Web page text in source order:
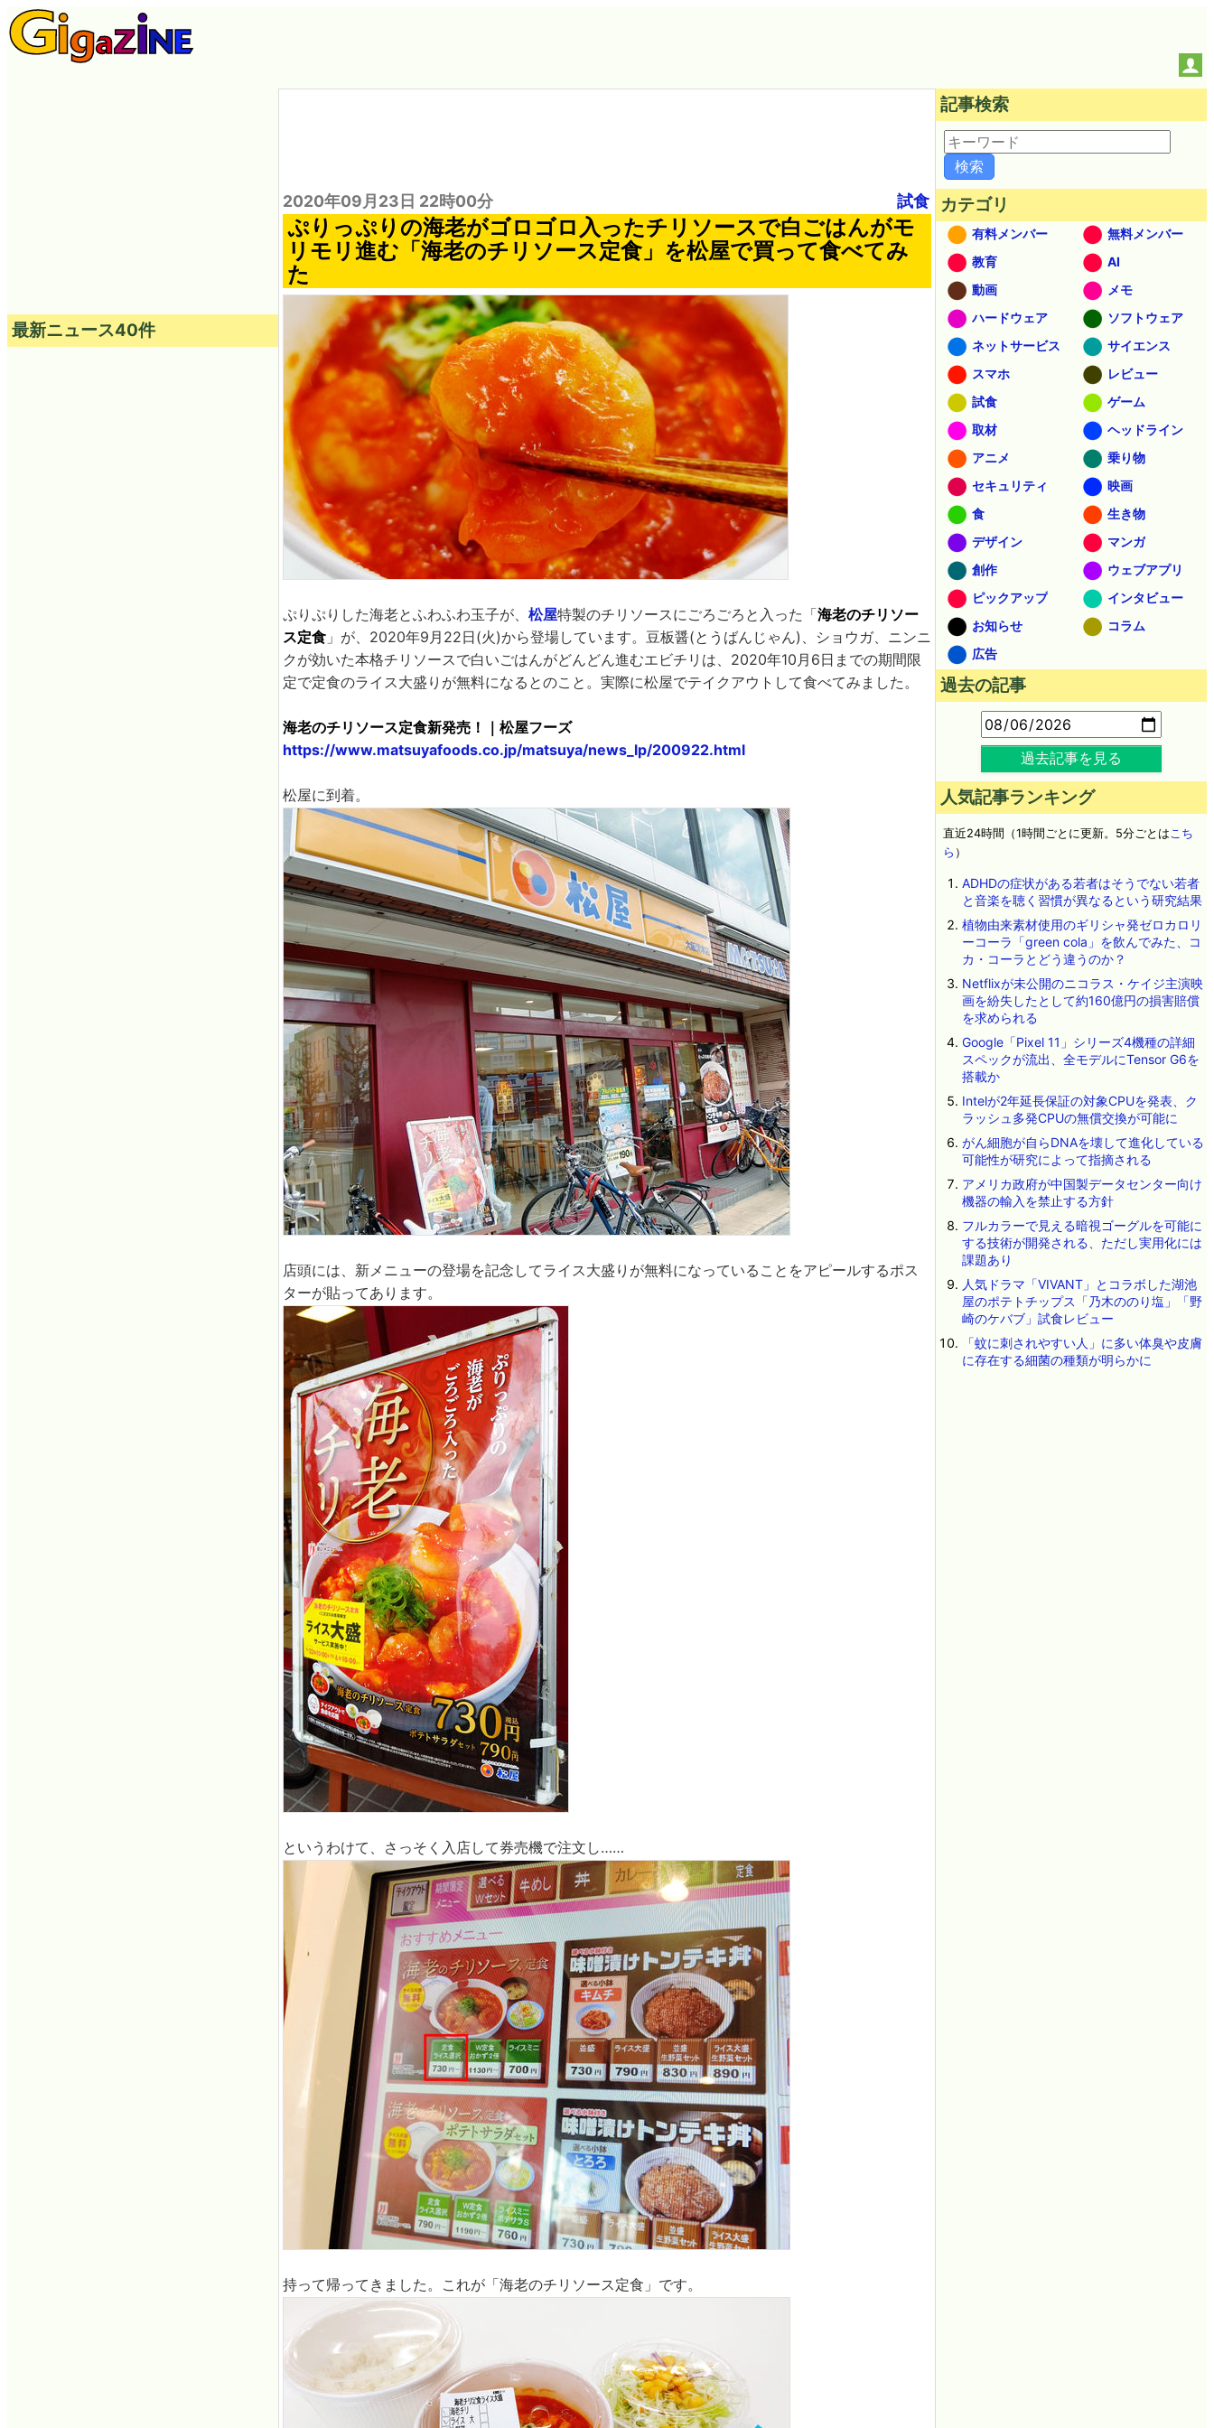
2020年09月23日 22時00分 試食
ぷりっぷりの海老がゴロゴロ入ったチリソースで白ごはんがモ
リモリ進む「海老のチリソース定食」を松屋で買って食べてみ
た
ぷりぷりした海老とふわふわ玉子が、 松屋特製のチリソースにごろごろと入った「海老のチリソー
ス定食 」が、2020年9月22日(火)から登場しています。豆板醤(とうばんじゃん)、ショウガ、ニンニ
クが効いた本格チリソースで白いごはんがどんどん進むエビチリは、2020年10月6日までの期間限
定で定食のライス大盛りが無料になるとのこと。実際に松屋でテイクアウトして食べてみました。
海老のチリソース定食新発売！｜松屋フーズ
https://www.matsuyafoods.co.jp/matsuya/news_lp/200922.html
松屋に到着。
店頭には、新メニューの登場を記念してライス大盛りが無料になっていることをアピールするポス
ターが貼ってあります。
というわけて、さっそく入店して券売機で注文し……
持って帰ってきました。これが「海老のチリソース定食」です。
最新ニュース40件
記事検索
カテゴリ
有料メンバー
無料メンバー
教育
AI
動画
メモ
ハードウェア
ソフトウェア
ネットサービス
サイエンス
スマホ
レビュー
試食
ゲーム
取材
ヘッドライン
アニメ
乗り物
セキュリティ
映画
食
生き物
デザイン
マンガ
創作
ウェブアプリ
ピックアップ
インタビュー
お知らせ
コラム
広告
過去の記事
過去記事を見る
人気記事ランキング
直近24時間（1時間ごとに更新。5分ごとはこち
ら ）
ADHDの症状がある若者はそうでない若者
と音楽を聴く習慣が異なるという研究結果
植物由来素材使用のギリシャ発ゼロカロリ
ーコーラ「green cola」を飲んでみた、コ
カ・コーラとどう違うのか？
Netflixが未公開のニコラス・ケイジ主演映
画を紛失したとして約160億円の損害賠償
を求められる
Google「Pixel 11」シリーズ4機種の詳細
スペックが流出、全モデルにTensor G6を
搭載か
Intelが2年延長保証の対象CPUを発表、ク
ラッシュ多発CPUの無償交換が可能に
がん細胞が自らDNAを壊して進化している
可能性が研究によって指摘される
アメリカ政府が中国製データセンター向け
機器の輸入を禁止する方針
フルカラーで見える暗視ゴーグルを可能に
する技術が開発される、ただし実用化には
課題あり
人気ドラマ「VIVANT」とコラボした湖池
屋のポテトチップス「乃木ののり塩」「野
崎のケバブ」試食レビュー
「蚊に刺されやすい人」に多い体臭や皮膚
に存在する細菌の種類が明らかに